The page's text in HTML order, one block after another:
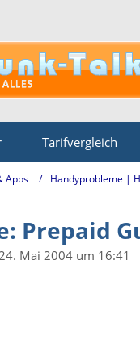
Tarifvergleich
Apps Handyprobleme |
Prepaid
Mai 2004 um 16:41